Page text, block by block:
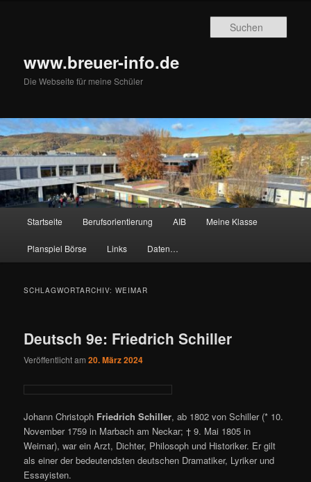
www.breuer-info.de
Die Webseite für meine Schüler
Startseite Berufsorientierung AIB Meine Klasse
Planspiel Börse Links Daten…
SCHLAGWORTARCHIV:WEIMAR
Deutsch 9e: Friedrich Schiller
Veröffentlicht am20. März 2024
Johann Christoph Friedrich Schiller, ab 1802 von Schiller (* 10.
November 1759 in Marbach am Neckar; † 9. Mai 1805 in
Weimar), war ein Arzt, Dichter, Philosoph und Historiker. Er gilt
als einer der bedeutendsten deutschen Dramatiker, Lyriker und
Essayisten.